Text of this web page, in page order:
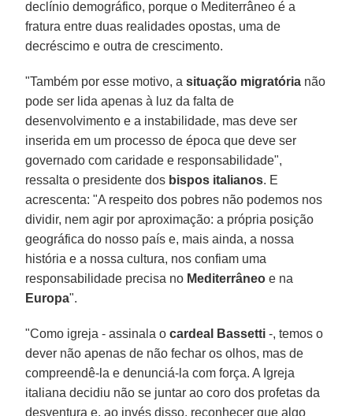
declínio demográfico, porque o Mediterrâneo é a
fratura entre duas realidades opostas, uma de
decréscimo e outra de crescimento.
"Também por esse motivo, a situação migratória não
pode ser lida apenas à luz da falta de
desenvolvimento e a instabilidade, mas deve ser
inserida em um processo de época que deve ser
governado com caridade e responsabilidade",
ressalta o presidente dos bispos italianos. E
acrescenta: "A respeito dos pobres não podemos nos
dividir, nem agir por aproximação: a própria posição
geográfica do nosso país e, mais ainda, a nossa
história e a nossa cultura, nos confiam uma
responsabilidade precisa no Mediterrâneo e na
Europa".
"Como igreja - assinala ocardeal Bassetti -, temos o
dever não apenas de não fechar os olhos, mas de
compreendê-la e denunciá-la com força. A Igreja
italiana decidiu não se juntar ao coro dos profetas da
desventura e, ao invés disso, reconhecer que algo